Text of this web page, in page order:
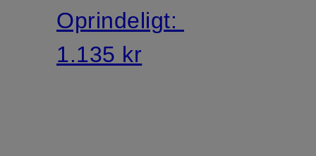
Oprindeligt:
1.135 kr